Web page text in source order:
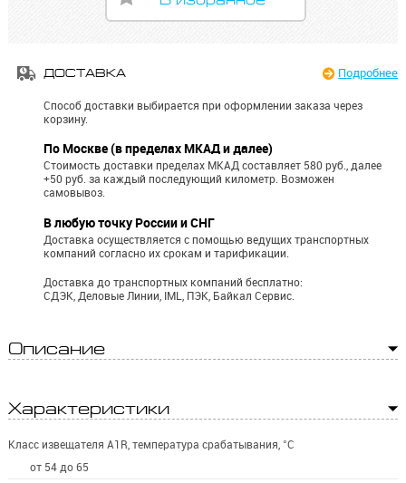
ДОСТАВКА Подробнее
Способ доставки выбирается при оформлении заказа через
корзину.
По Москве (в пределах МКАД и далее)
Стоимость доставки пределах МКАД составляет 580 руб., далее
+50 руб. за каждый последующий километр. Возможен
самовывоз.
В любую точку России и СНГ
Доставка осуществляется с помощью ведущих транспортных
компаний согласно их срокам и тарификации.
Доставка до транспортных компаний бесплатно:
СДЭК, Деловые Линии, IML, ПЭК, Байкал Сервис.
Описание
Характеристики
Класс извещателя A1R, температура срабатывания, °С
от 54 до 65